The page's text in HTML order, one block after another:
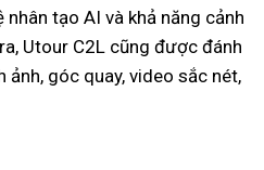
tạo AI và khả năng cảnh
Utour C2L cũng được đánh
góc quay, video sắc nét,